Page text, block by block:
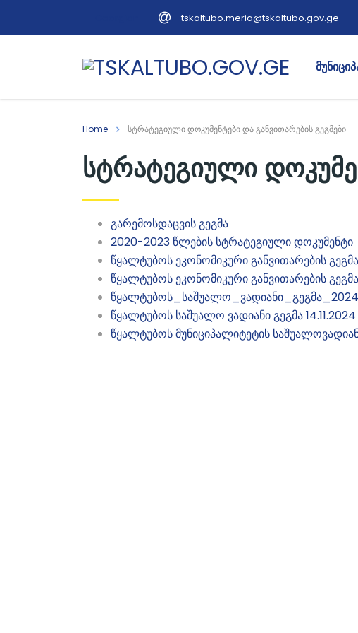
tskaltubo.meria@tskaltubo.gov.ge
Home სტრატეგიული დოკუმენტები და განვითარების გეგმები
სტრატეგიული
გარემოსდაცვის გეგმა
2020-2023 წლების სტრატეგიული დოკუმენტი
წყალტუბოს ეკონომიკური განვითარების გეგმა
წყალტუბოს ეკონომიკური განვითარების
წყალტუბოს საშუალო ვადიანი გეგმა 14.11.2024
წყალტუბოს მუნიციპალიტეტის